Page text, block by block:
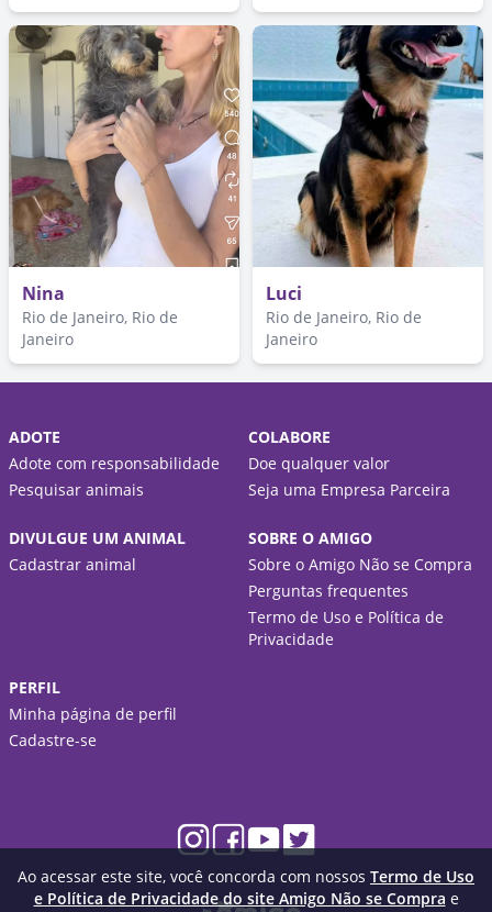
Nina
Rio de Janeiro, Rio de
Janeiro
Luci
Rio de Janeiro, Rio de
Janeiro
Ao acessar este site, você concorda com nossos Termo de Uso
e Política de Privacidade do site Amigo Não se Compra e
ADOTE
Adote com responsabilidade
Pesquisar animais
COLABORE
Doe qualquer valor
Seja uma Empresa Parceira
DIVULGUE UM ANIMAL
Cadastrar animal
SOBRE O AMIGO
Sobre o Amigo Não se Compra
Perguntas frequentes
Termo de Uso e Política de
Privacidade
PERFIL
Minha página de perfil
Cadastre-se